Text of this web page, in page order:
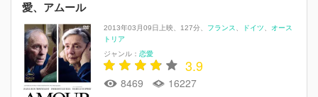
愛、アムール
2013年03月09日上映 127分 フランス ドイツ
オース
トリア
ジャンル： 恋愛
3.9
8469 16227